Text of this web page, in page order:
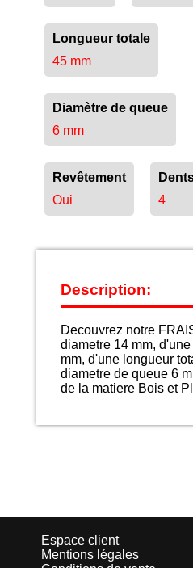
Longueur totale
45 mm
Diamètre de queue
6 mm
Revêtement
Oui
4
Description:
Decouvrez notre
diametre 14 mm,
mm, d'une longueur
diametre de queue 6
de la matiere Bois et
Espace client
Mentions légales